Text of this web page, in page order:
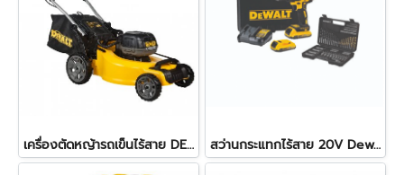
เครื่องตัดหญ้ารถเข็นไร้สาย DEWALT รุ่น DCMW564N 2 X 20V. (ตัวเปล่า) สว่านกระแทกไร้สาย 20V Dewalt รุ่น DCD7781D2A-B1 +ชุดดอกสว่าน